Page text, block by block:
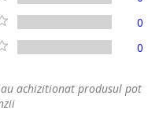
0
0
achizitionat produsul pot